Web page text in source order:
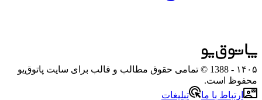
۱۴۰۵
- 1388 © تمامی حقوق مطالب و قالب برای سایت پاتوق‌یو
محفوظ است.
ارتباط با ما
تبلیغات